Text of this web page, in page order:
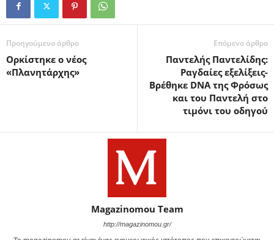
Προηγούμενο άρθρο
Ορκίστηκε ο νέος
«Πλανητάρχης»
Επόμενο άρθρο
Παντελής Παντελίδης:
Ραγδαίες εξελίξεις-
Βρέθηκε DNA της Φρόσως
και του Παντελή στο
τιμόνι του οδηγού
Magazinomou Team
http://magazinomou.gr/